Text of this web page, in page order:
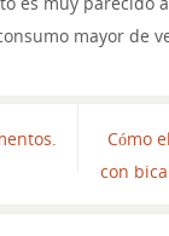
mayor de
Cómo
con